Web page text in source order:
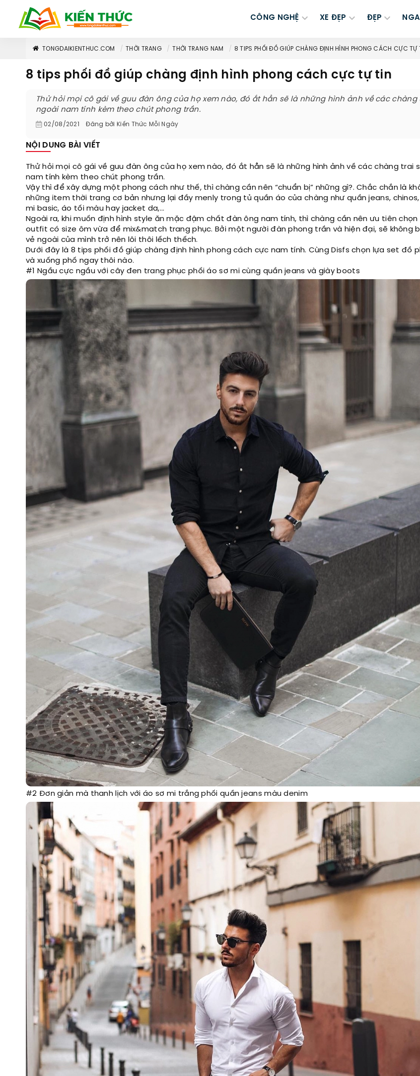
CÔNG NGHỆ XE ĐẸP ĐẸP
TONGDAIKIENTHUC.COM THỜI TRANG THỜI TRANG NAM 8 TIPS PHỐI ĐỒ GIÚP CHÀNG ĐỊNH HÌNH PHONG CÁCH CỰC TỰ
8 tips phối đồ giúp chàng định hình phong cách cực tự tin
Thử hỏi mọi cô gái về guu đàn ông của họ xem nào, đó ắt hẳn sẽ là những hình ảnh về các chàng
ngoài nam tính kèm theo chút phong trần.
02/08/2021 Đăng bởi Kiến Thức Mỗi Ngày
NỘI DUNG BÀI VIẾT
Thử hỏi mọi cô gái về guu đàn ông của họ xem nào, đó ắt hẳn sẽ là những hình ảnh về các chàng trai
nam tính kèm theo chút phong trần.
Vậy thì để xây dựng một phong cách như thế, thì chàng cần nên “chuẩn bị” những gì?. Chắc chắn là
những item thời trang cơ bản nhưng lại đầy menly trong tủ quần áo của chàng như quần jeans,
mi basic, áo tối màu hay jacket da,…
Ngoài ra, khi muốn định hình style ăn mặc đậm chất đàn ông nam tính, thì chàng cần nên ưu tiên chọn
outfit có size ôm vừa để mix&match trang phục. Bởi một người đàn phong trần và hiện đại, sẽ không
vẻ ngoài của mình trở nên lôi thôi lếch thếch.
Dưới đây là 8 tips phối đồ giúp chàng định hình phong cách cực nam tính. Cùng Disfs chọn lựa set đồ
và xuống phố ngay thôi nào.
#1 Ngầu cực ngầu với cây đen trang phục phối áo sơ mi cùng quần jeans và giày boots
#2 Đơn giản mà thanh lịch với áo sơ mi trắng phối quần jeans màu denim